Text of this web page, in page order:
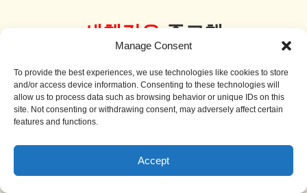
Manage Consent
To provide the best experiences, we use technologies like cookies to store
and/or access device information. Consenting to these technologies will
allow us to process data such as browsing behavior or unique IDs on this
site. Not consenting or withdrawing consent, may adversely affect certain
features and functions.
Accept
새책같은 중고책
더 보기
Sale!